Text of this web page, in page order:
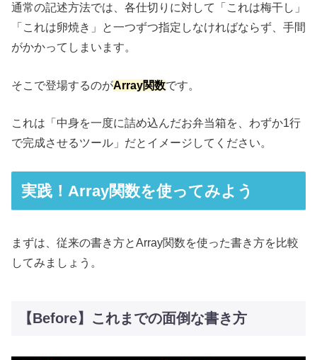
通常の記述方法では、各仕切りに対して「これは梅干し」
「これは卵焼き」と一つずつ指定しなければならず、手間
がかかってしまいます。
そこで登場するのがArray関数です。
これは「中身を一度に詰め込んだお弁当箱を、わずか1行
で完成させるツール」だとイメージしてください。
実践！Array関数を使ってみよう
まずは、従来の書き方とArray関数を使った書き方を比較
してみましょう。
【Before】これまでの面倒な書き方